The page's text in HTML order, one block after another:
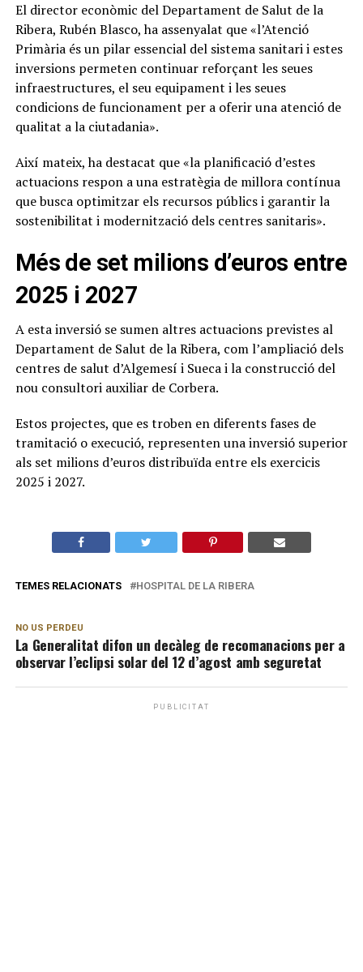
El director econòmic del Departament de Salut de la
Ribera, Rubén Blasco, ha assenyalat que «l’Atenció
Primària és un pilar essencial del sistema sanitari i estes
inversions permeten continuar reforçant les seues
infraestructures, el seu equipament i les seues
condicions de funcionament per a oferir una atenció de
qualitat a la ciutadania».
Així mateix, ha destacat que «la planificació d’estes
actuacions respon a una estratègia de millora contínua
que busca optimitzar els recursos públics i garantir la
sostenibilitat i modernització dels centres sanitaris».
Més de set milions d’euros entre
2025 i 2027
A esta inversió se sumen altres actuacions previstes al
Departament de Salut de la Ribera, com l’ampliació dels
centres de salut d’Algemesí i Sueca i la construcció del
nou consultori auxiliar de Corbera.
Estos projectes, que es troben en diferents fases de
tramitació o execució, representen una inversió superior
als set milions d’euros distribuïda entre els exercicis
2025 i 2027.
TEMES RELACIONATS HOSPITAL DE LA RIBERA
NO US PERDEU
La Generalitat difon un decàleg de recomanacions per a
observar l’eclipsi solar del 12 d’agost amb seguretat
PUBLICITAT